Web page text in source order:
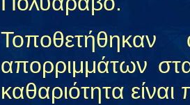
απορριμμάτων
καθαριότητα